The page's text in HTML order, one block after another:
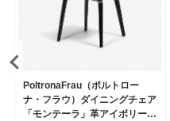
PoltronaFrau（ポルトロー
ナ・フラウ）ダイニングチェア
「モンテーラ」革アイボリー